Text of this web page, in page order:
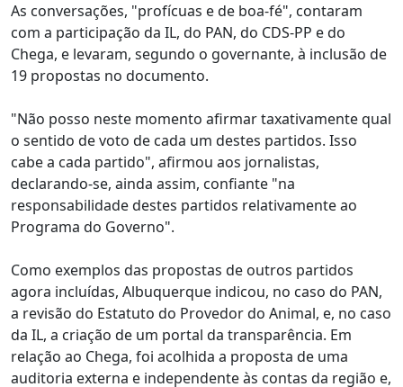
As conversações, "profícuas e de boa-fé", contaram
com a participação da IL, do PAN, do CDS-PP e do
Chega, e levaram, segundo o governante, à inclusão de
19 propostas no documento.
"Não posso neste momento afirmar taxativamente qual
o sentido de voto de cada um destes partidos. Isso
cabe a cada partido", afirmou aos jornalistas,
declarando-se, ainda assim, confiante "na
responsabilidade destes partidos relativamente ao
Programa do Governo".
Como exemplos das propostas de outros partidos
agora incluídas, Albuquerque indicou, no caso do PAN,
a revisão do Estatuto do Provedor do Animal, e, no caso
da IL, a criação de um portal da transparência. Em
relação ao Chega, foi acolhida a proposta de uma
auditoria externa e independente às contas da região e,